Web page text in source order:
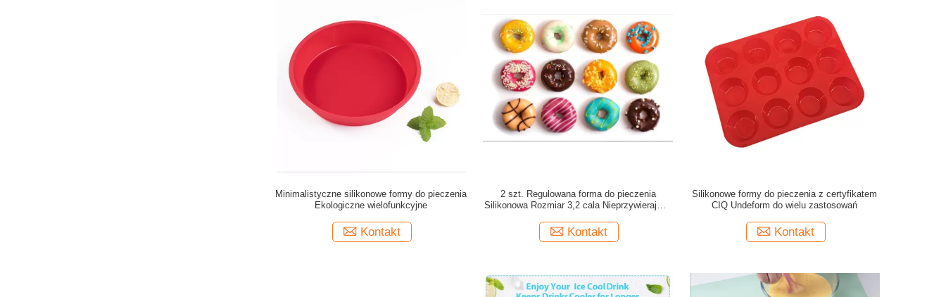
Minimalistyczne silikonowe formy do pieczenia
Ekologiczne wielofunkcyjne
Kontakt
2 szt. Regulowana forma do pieczenia
Silikonowa Rozmiar 3,2 cala Nieprzywierająca
Kontakt
Silikonowe formy do pieczenia z certyfikatem
CIQ Undeform do wielu zastosowań
Kontakt